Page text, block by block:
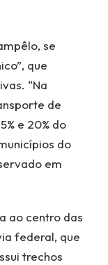
se
que
“Na
de
e 20% do
do
em
ao centro das
federal, que
trechos